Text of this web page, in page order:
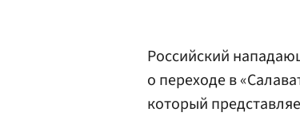
Российский
о переходе в
который